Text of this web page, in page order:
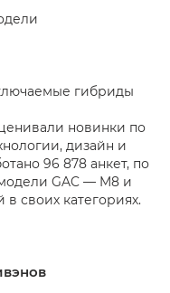
гибриды
новинки по
дизайн и
96 878 анкет, по
GAC — M8 и
своих категориях.